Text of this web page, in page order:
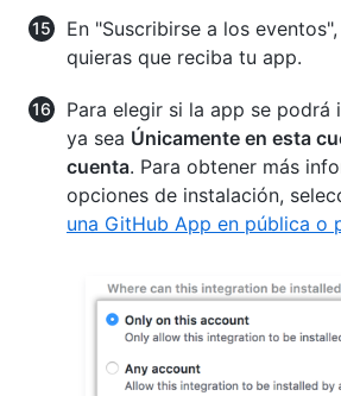
En "Suscribirse a los
quieras que reciba tu app.
Para elegir si la app se podrá
ya sea Únicamente en esta
cuenta. Para obtener más
opciones de instalación,
una GitHub App en pública o